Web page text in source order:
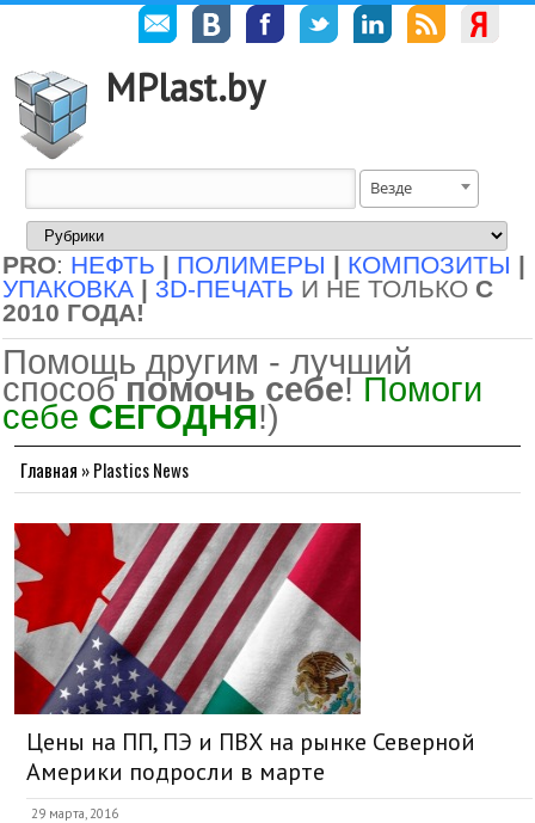
MPlast.by
Везде
PRO: НЕФТЬ | ПОЛИМЕРЫ | КОМПОЗИТЫ |
УПАКОВКА | 3D-ПЕЧАТЬ И НЕ ТОЛЬКО С
2010 ГОДА!
Помощь другим - лучший
способ помочь себе! Помоги
себе СЕГОДНЯ!)
Главная »Plastics News
Цены на ПП, ПЭ и ПВХ на рынке Северной
Америки подросли в марте
29 марта, 2016